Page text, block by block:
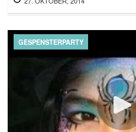
GESPENSTERPARTY